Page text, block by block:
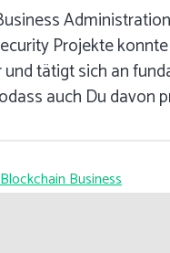
Projekte
tätigt sich an
auch Du davon
Business